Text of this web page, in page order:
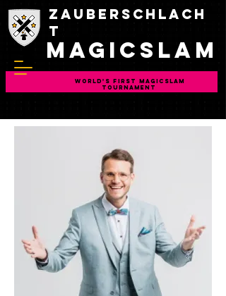
WORLD'S FIRST MAGICSLAM
TOURNAMENT
Zauberschlach
t
magicslam